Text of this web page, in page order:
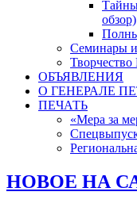
Тайны
обзор)
Семинары
ОБЪЯВЛЕНИЯ
О ГЕНЕРАЛЕ
ПЕЧАТЬ
«Мера за
НОВОЕ НА